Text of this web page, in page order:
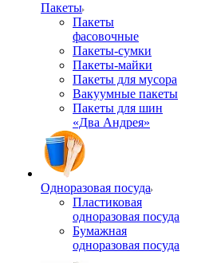
Пакеты
Пакеты
фасовочные
Пакеты-сумки
Пакеты-майки
Пакеты для мусора
Вакуумные пакеты
Пакеты для шин
«Два Андрея»
Одноразовая посуда
Пластиковая
одноразовая посуда
Бумажная
одноразовая посуда